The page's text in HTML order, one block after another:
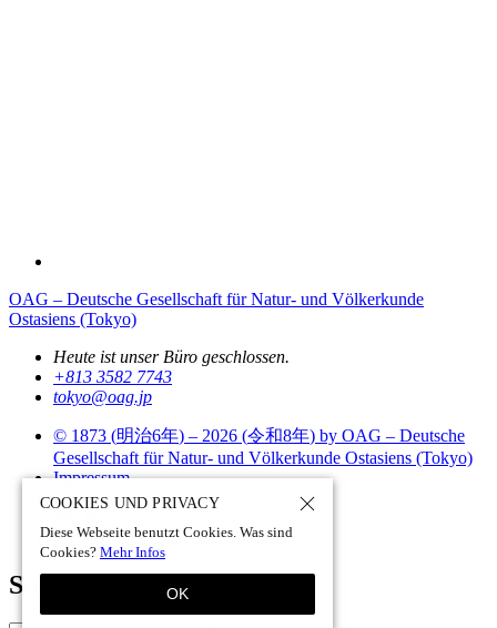
OAG – Deutsche Gesellschaft für Natur- und Völkerkunde
Ostasiens (Tokyo)
Heute ist unser Büro geschlossen.
+813 3582 7743
tokyo­@­oag­.­jp
© 1873 (明治6年) – 2026 (令和8年) by OAG – Deutsche
Gesellschaft für Natur- und Völkerkunde Ostasiens (Tokyo)
Impressum
Datenschutz
Site by piichi.com - tokyo - japan
Suchen
COOKIES UND PRIVACY
Diese Webseite benutzt Cookies. Was sind
Cookies? Mehr Infos
OK